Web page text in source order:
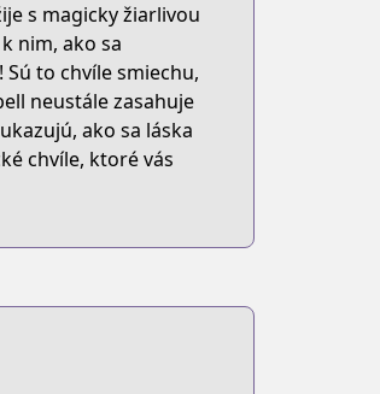
s magicky žiarlivou
nim, ako sa
to chvíle smiechu,
neustále zasahuje
ako sa láska
chvíle, ktoré vás